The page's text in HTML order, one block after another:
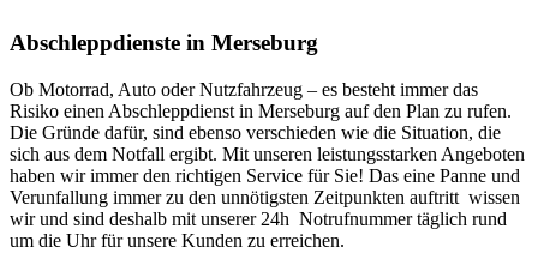
Abschleppdienste in Merseburg
Ob Motorrad, Auto oder Nutzfahrzeug – es besteht immer das
Risiko einen Abschleppdienst in Merseburg auf den Plan zu rufen.
Die Gründe dafür, sind ebenso verschieden wie die Situation, die
sich aus dem Notfall ergibt. Mit unseren leistungsstarken Angeboten
haben wir immer den richtigen Service für Sie! Das eine Panne und
Verunfallung immer zu den unnötigsten Zeitpunkten auftritt wissen
wir und sind deshalb mit unserer 24h Notrufnummer täglich rund
um die Uhr für unsere Kunden zu erreichen.